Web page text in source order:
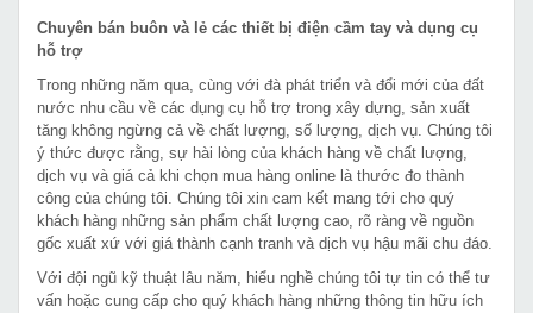
Chuyên bán buôn và lẻ các thiết bị điện cầm tay và dụng cụ
hỗ trợ
Trong những năm qua, cùng với đà phát triển và đổi mới của đất
nước nhu cầu về các dụng cụ hỗ trợ trong xây dựng, sản xuất
tăng không ngừng cả về chất lượng, số lượng, dịch vụ. Chúng tôi
ý thức được rằng, sự hài lòng của khách hàng về chất lượng,
dịch vụ và giá cả khi chọn mua hàng online là thước đo thành
công của chúng tôi. Chúng tôi xin cam kết mang tới cho quý
khách hàng những sản phẩm chất lượng cao, rõ ràng về nguồn
gốc xuất xứ với giá thành cạnh tranh và dịch vụ hậu mãi chu đáo.
Với đội ngũ kỹ thuật lâu năm, hiểu nghề chúng tôi tự tin có thể tư
vấn hoặc cung cấp cho quý khách hàng những thông tin hữu ích